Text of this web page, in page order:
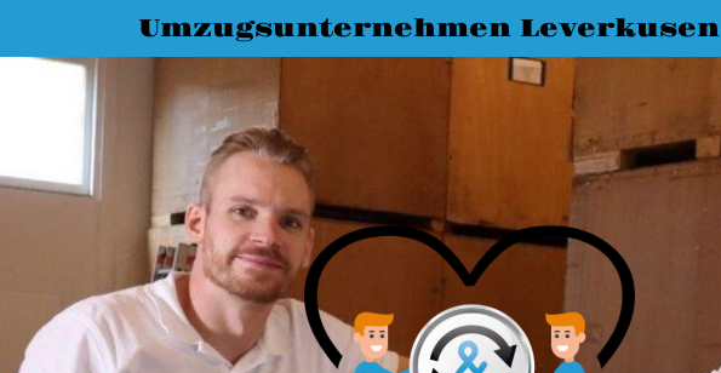
Umzugsunternehmen Leverkusen